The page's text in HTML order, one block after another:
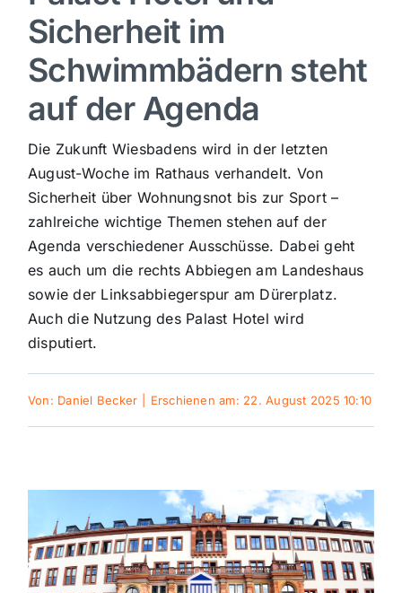
Sport
Panorama
Mein Stadtteil
Galerie
Verkehrsmeldungen
Sicherheit im
Schwimmbädern steht
auf der Agenda
Die Zukunft Wiesbadens wird in der letzten
August-Woche im Rathaus verhandelt. Von
Sicherheit über Wohnungsnot bis zur Sport –
zahlreiche wichtige Themen stehen auf der
Agenda verschiedener Ausschüsse. Dabei geht
es auch um die rechts Abbiegen am Landeshaus
sowie der Linksabbiegerspur am Dürerplatz.
Auch die Nutzung des Palast Hotel wird
disputiert.
Von: Daniel Becker Erschienen am: 22. August 2025 10:10